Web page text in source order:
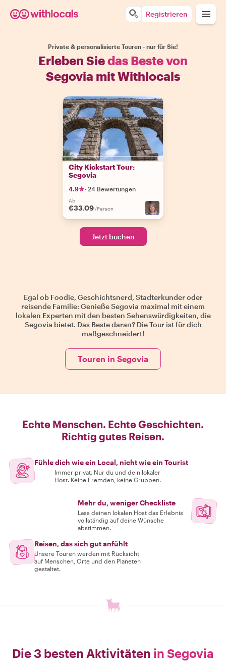
Registrieren
Private & personalisierte Touren - nur für Sie!
Erleben Siedas Beste von
Segovia mit Withlocals
City Kickstart Tour:
Segovia
4.9 · 24 Bewertungen
Ab
€33.09 /Person
Jetzt buchen
Egal ob Foodie, Geschichtsnerd, Stadterkunder oder
reisende Familie: Genieße Segovia maximal mit einem
lokalen Experten mit den besten Sehenswürdigkeiten, die
Segovia bietet. Das Beste daran? Die Tour ist für dich
maßgeschneidert!
Touren in Segovia
Echte Menschen. Echte Geschichten.
Richtig gutes Reisen.
Fühle dich wie ein Local, nicht wie ein Tourist
Immer privat. Nur du und dein lokaler
Host. Keine Fremden, keine Gruppen.
Mehr du, weniger Checkliste
Lass deinen lokalen Host das Erlebnis
vollständig auf deine Wünsche
abstimmen.
Reisen, das sich gut anfühlt
Unsere Touren werden mit Rücksicht
auf Menschen, Orte und den Planeten
gestaltet.
Die 3 besten Aktivitäten in Segovia